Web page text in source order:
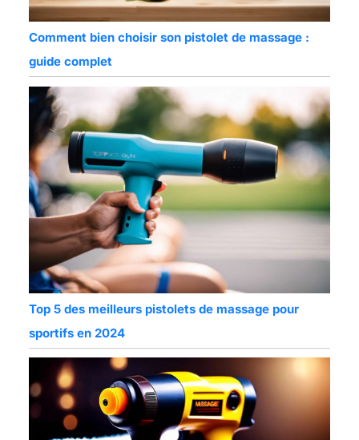
Comment bien choisir son pistolet de massage :
guide complet
Top 5 des meilleurs pistolets de massage pour
sportifs en 2024